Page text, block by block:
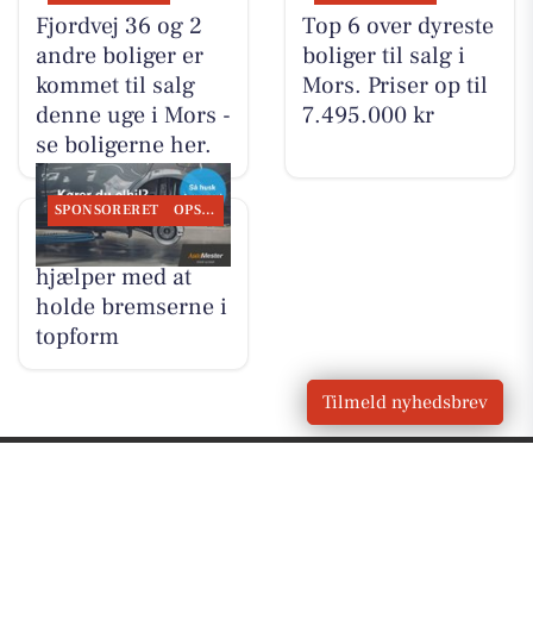
Fjordvej 36 og 2
andre boliger er
kommet til salg
denne uge i Mors -
se boligerne her.
Top 6 over dyreste
boliger til salg i
Mors. Priser op til
7.495.000 kr
SPONSORERET OPSLAGSTAVLEN
GUMMI-OLE
hjælper med at
holde bremserne i
topform
Tilmeld nyhedsbrev